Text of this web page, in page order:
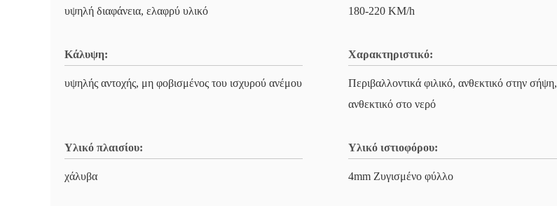
υψηλή διαφάνεια, ελαφρύ υλικό 180-220 KM/h
Κάλυψη:
υψηλής αντοχής, μη φοβισμένος του ισχυρού ανέμου
Χαρακτηριστικό:
Περιβαλλοντικά φιλικό, ανθεκτικό στην σήψη,
ανθεκτικό στο νερό
Υλικό πλαισίου:
χάλυβα
Υλικό ιστιοφόρου:
4mm Ζυγισμένο φύλλο